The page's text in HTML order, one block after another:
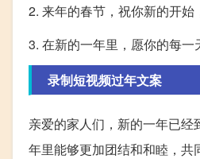
2. 来年的春节，祝你新的开始
3. 在新的一年里，愿你的每一
录制短视频过年文案
亲爱的家人们，新的一年已
年里能够更加团结和和睦，共